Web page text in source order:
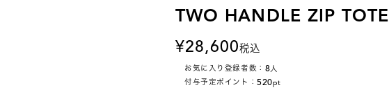
TWO HANDLE ZIP TOTE
28,600税込
お気に入り登録者数： 8人
付与予定ポイント：520pt